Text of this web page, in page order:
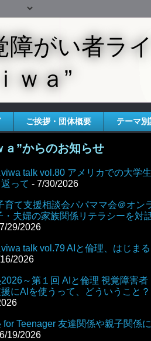
障がい者ラ
ｗａ”
ご挨拶・団体概要 テーマ
ａ”からのお知らせ
talk vol.80 アメリカでの大学生
って - 7/30/2026
育て支援相談会パパママ会＠オン
・夫婦の家族関係リテラシーを対
29/2026
talk vol.79 AIと倫理、はじまる
2026
～第１回 AIと倫理 視覚障害者
にAIを使うって、どういうこと？
for Teenager 友達関係や親子関係に
19/2026